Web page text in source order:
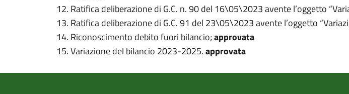
Ratifica deliberazione di G.C. n. 90 del 16\05\2023 avente l’oggetto
Ratifica deliberazione di G.C. 91 del 23\05\2023 avente l’oggetto
Riconoscimento debito fuori bilancio;approvata
Variazione del bilancio 2023-2025.approvata